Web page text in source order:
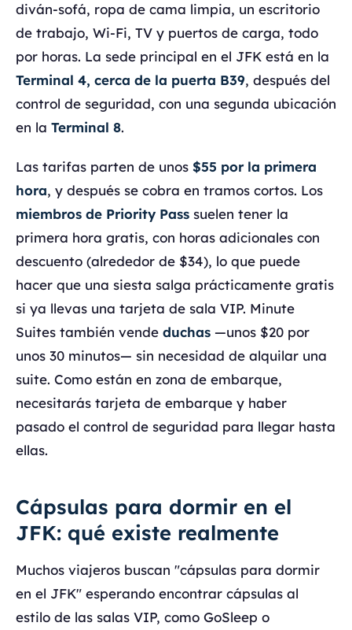
diván-sofá, ropa de cama limpia, un escritorio
de trabajo, Wi-Fi, TV y puertos de carga, todo
por horas. La sede principal en el JFK está en la
Terminal 4, cerca de la puerta B39, después del
control de seguridad, con una segunda ubicación
en la Terminal 8.
Las tarifas parten de unos $55 por la primera
hora, y después se cobra en tramos cortos. Los
miembros de Priority Pass suelen tener la
primera hora gratis, con horas adicionales con
descuento (alrededor de $34), lo que puede
hacer que una siesta salga prácticamente gratis
si ya llevas una tarjeta de sala VIP. Minute
Suites también vende duchas —unos $20 por
unos 30 minutos— sin necesidad de alquilar una
suite. Como están en zona de embarque,
necesitarás tarjeta de embarque y haber
pasado el control de seguridad para llegar hasta
ellas.
Cápsulas para dormir en el
JFK: qué existe realmente
Muchos viajeros buscan "cápsulas para dormir
en el JFK" esperando encontrar cápsulas al
estilo de las salas VIP, como GoSleep o